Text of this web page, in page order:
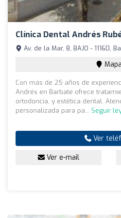
Clínica Dental Andrés
Av. de la Mar, 8, BAJO - 11160,
Mapa
Con más de 25 años de
Andrés en Barbate ofrece
ortodoncia, y estética dental.
personalizada para pa... Seguir
Ver
Ver e-mail